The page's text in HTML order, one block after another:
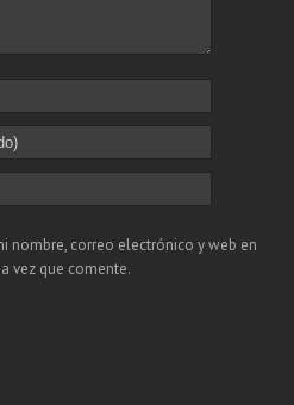
nombre, correo electrónico y web en
vez que comente.